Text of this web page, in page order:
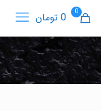
0 0 تومان